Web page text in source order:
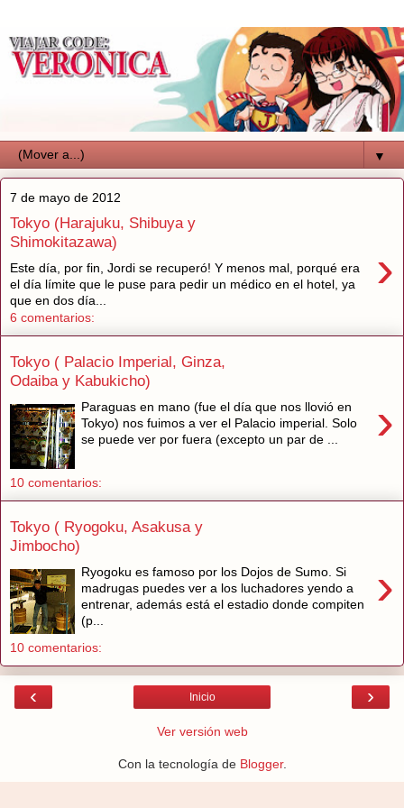
▼
7 de mayo de 2012
Tokyo (Harajuku, Shibuya y
Shimokitazawa)
›
Este día, por fin, Jordi se recuperó! Y menos mal, porqué era
el día límite que le puse para pedir un médico en el hotel, ya
que en dos día...
6 comentarios:
Tokyo ( Palacio Imperial, Ginza,
Odaiba y Kabukicho)
›
Paraguas en mano (fue el día que nos llovió en
Tokyo) nos fuimos a ver el Palacio imperial. Solo
se puede ver por fuera (excepto un par de ...
10 comentarios:
Tokyo ( Ryogoku, Asakusa y
Jimbocho)
›
Ryogoku es famoso por los Dojos de Sumo. Si
madrugas puedes ver a los luchadores yendo a
entrenar, además está el estadio donde compiten
(p...
10 comentarios:
‹ ›
Inicio
Ver versión web
Con la tecnología de Blogger.